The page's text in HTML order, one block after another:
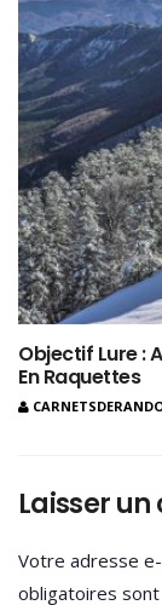
Objectif Lure :
En Raquettes
Laisser
Votre adresse
obligatoires